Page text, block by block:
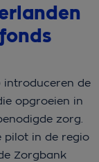
introduceren de
opgroeien in
zorg.
pilot in de regio
Zorgbank